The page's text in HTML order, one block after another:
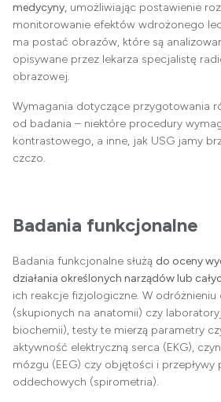
medycyny, umożliwiając postawienie
monitorowanie efektów wdrożonego
ma postać obrazów, które są
opisywane przez lekarza specjalistę
obrazowej.
Wymagania dotyczące przygotowania
od badania – niektóre procedury
kontrastowego, a inne, jak USG jamy
czczo.
Badania funkcjonalne
Badania funkcjonalne służą do oceny
działania określonych narządów lub
ich reakcje fizjologiczne. W
(skupionych na anatomii) czy
biochemii), testy te mierzą parametry
aktywność elektryczną serca (EKG),
mózgu (EEG) czy objętości i
oddechowych (spirometria).